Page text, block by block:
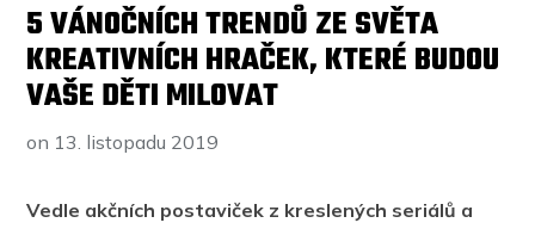
5 VÁNOČNÍCH TRENDŮ ZE SVĚTA
KREATIVNÍCH HRAČEK, KTERÉ BUDOU
VAŠE DĚTI MILOVAT
on 13. listopadu 2019
Vedle akčních postaviček z kreslených seriálů a